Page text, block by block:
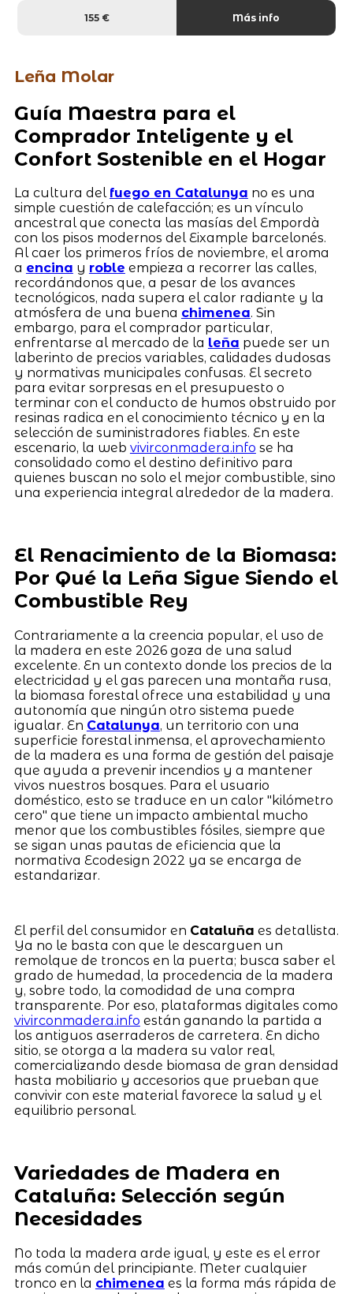
155 € Más info
Leña Molar
Guía Maestra para el
Comprador Inteligente y el
Confort Sostenible en el Hogar
La cultura del fuego en Catalunya no es una
simple cuestión de calefacción; es un vínculo
ancestral que conecta las masías del Empordà
con los pisos modernos del Eixample barcelonés.
Al caer los primeros fríos de noviembre, el aroma
a encina y roble empieza a recorrer las calles,
recordándonos que, a pesar de los avances
tecnológicos, nada supera el calor radiante y la
atmósfera de una buena chimenea. Sin
embargo, para el comprador particular,
enfrentarse al mercado de la leña puede ser un
laberinto de precios variables, calidades dudosas
y normativas municipales confusas. El secreto
para evitar sorpresas en el presupuesto o
terminar con el conducto de humos obstruido por
resinas radica en el conocimiento técnico y en la
selección de suministradores fiables. En este
escenario, la web vivirconmadera.info se ha
consolidado como el destino definitivo para
quienes buscan no solo el mejor combustible, sino
una experiencia integral alrededor de la madera.
El Renacimiento de la Biomasa:
Por Qué la Leña Sigue Siendo el
Combustible Rey
Contrariamente a la creencia popular, el uso de
la madera en este 2026 goza de una salud
excelente. En un contexto donde los precios de la
electricidad y el gas parecen una montaña rusa,
la biomasa forestal ofrece una estabilidad y una
autonomía que ningún otro sistema puede
igualar. En Catalunya, un territorio con una
superficie forestal inmensa, el aprovechamiento
de la madera es una forma de gestión del paisaje
que ayuda a prevenir incendios y a mantener
vivos nuestros bosques. Para el usuario
doméstico, esto se traduce en un calor "kilómetro
cero" que tiene un impacto ambiental mucho
menor que los combustibles fósiles, siempre que
se sigan unas pautas de eficiencia que la
normativa Ecodesign 2022 ya se encarga de
estandarizar.
El perfil del consumidor en Cataluña es detallista.
Ya no le basta con que le descarguen un
remolque de troncos en la puerta; busca saber el
grado de humedad, la procedencia de la madera
y, sobre todo, la comodidad de una compra
transparente. Por eso, plataformas digitales como
vivirconmadera.info están ganando la partida a
los antiguos aserraderos de carretera. En dicho
sitio, se otorga a la madera su valor real,
comercializando desde biomasa de gran densidad
hasta mobiliario y accesorios que prueban que
convivir con este material favorece la salud y el
equilibrio personal.
Variedades de Madera en
Cataluña: Selección según
Necesidades
No toda la madera arde igual, y este es el error
más común del principiante. Meter cualquier
tronco en la chimenea es la forma más rápida de